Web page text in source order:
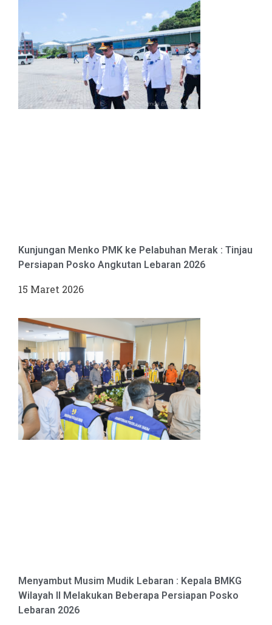
Kunjungan Menko PMK ke Pelabuhan Merak : Tinjau
Persiapan Posko Angkutan Lebaran 2026
15 Maret 2026
Menyambut Musim Mudik Lebaran : Kepala BMKG
Wilayah II Melakukan Beberapa Persiapan Posko
Lebaran 2026